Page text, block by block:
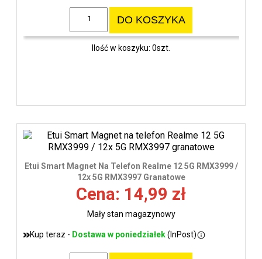
DO KOSZYKA
Ilość w koszyku: 0szt.
Etui Smart Magnet Na Telefon Realme 12 5G RMX3999 /
12x 5G RMX3997 Granatowe
Cena: 14,99 zł
Mały stan magazynowy
Kup teraz - Dostawa w poniedziałek(InPost)